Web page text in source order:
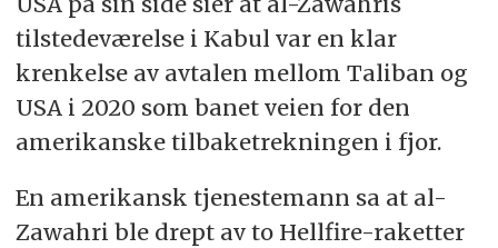
tilstedeværelse i Kabul var en klar
krenkelse av avtalen mellom Taliban og
USA i 2020 som banet veien for den
amerikanske tilbaketrekningen i fjor.
En amerikansk tjenestemann sa at al-
Zawahri ble drept av to Hellfire-raketter